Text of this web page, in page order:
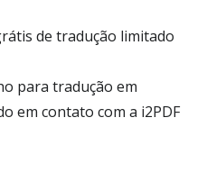
de tradução limitado
para tradução em
em contato com a i2PDF